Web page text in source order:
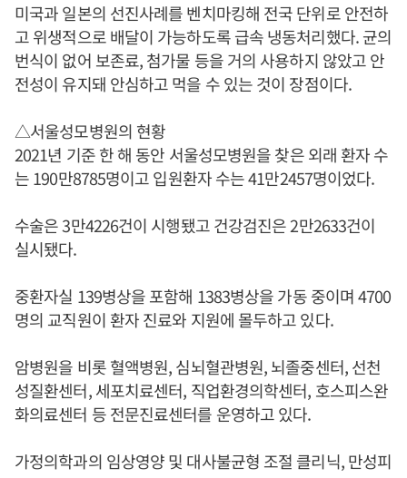
미국과 일본의 선진사례를 벤치마킹해 전국 단위로 안전하
고 위생적으로 배달이 가능하도록 급속 냉동처리했다. 균의
번식이 없어 보존료, 첨가물 등을 거의 사용하지 않았고 안
전성이 유지돼 안심하고 먹을 수 있는 것이 장점이다.
△서울성모병원의 현황
2021년 기준 한 해 동안 서울성모병원을 찾은 외래 환자 수
는 190만8785명이고 입원환자 수는 41만2457명이었다.
수술은 3만4226건이 시행됐고 건강검진은 2만2633건이
실시됐다.
중환자실 139병상을 포함해 1383병상을 가동 중이며 4700
명의 교직원이 환자 진료와 지원에 몰두하고 있다.
암병원을 비롯 혈액병원, 심뇌혈관병원, 뇌졸중센터, 선천
성질환센터, 세포치료센터, 직업환경의학센터, 호스피스완
화의료센터 등 전문진료센터를 운영하고 있다.
가정의학과의 임상영양 및 대사불균형 조절 클리닉, 만성피